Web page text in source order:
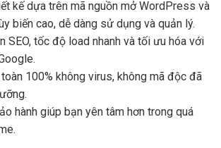
kế dựa trên mã nguồn mở WordPress và
biến cao, dễ dàng sử dụng và quản lý.
SEO, tốc độ load nhanh và tối ưu hóa với
100% không virus, không mã độc đã
hành giúp bạn yên tâm hơn trong quá